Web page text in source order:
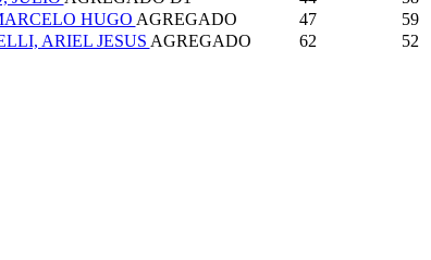
HUGO AGREGADO 47
59
ARIEL JESUS AGREGADO 62 52